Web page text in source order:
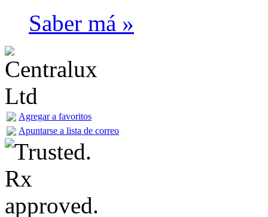
Saber má »
Agregar a favoritos
Apuntarse a lista de correo